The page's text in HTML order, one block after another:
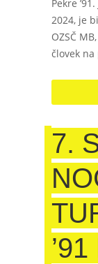
Pekre
2024, je
OZSČ
človek
7.